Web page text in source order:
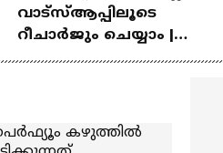
വാട്‌സ്‌ആപ്പിലൂടെ
റീചാർജും ചെയ്യാം |
WhatsApp Payments | Tech